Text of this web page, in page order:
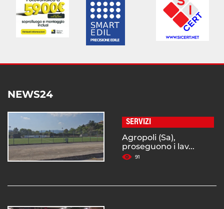
NEWS24
SERVIZI
Agropoli (Sa),
proseguono i lav...
91